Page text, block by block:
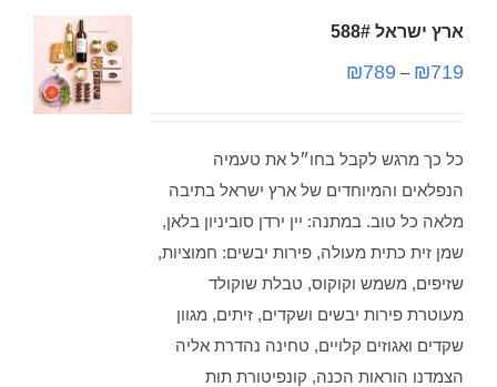
ארץ ישראל 588#
₪719
–
₪789
כל כך מרגש לקבל בחו״ל את טעמיה
הנפלאים והמיוחדים של ארץ ישראל בתיבה
מלאה כל טוב. במתנה: יין ירדן סוביניון בלאן,
שמן זית כתית מעולה, פירות יבשים: חמוציות,
שזיפים, משמש וקוקוס, טבלת שוקולד
מעוטרת פירות יבשים ושקדים, זיתים, מגוון
שקדים ואגוזים קלויים, טחינה נהדרת אליה
הצמדנו הוראות הכנה, קונפיטורת תות